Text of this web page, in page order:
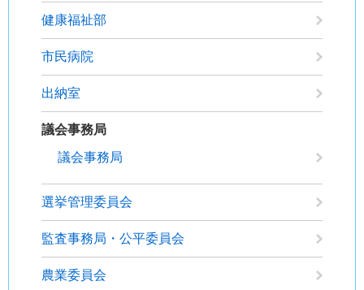
健康福祉部
市民病院
出納室
議会事務局
議会事務局
選挙管理委員会
監査事務局・公平委員会
農業委員会